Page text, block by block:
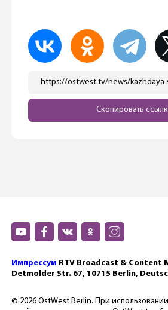
Скопировать
Импрессум RTV Broadcast & Content
Detmolder Str. 67, 10715 Berlin,
© 2026 OstWest Berlin. При